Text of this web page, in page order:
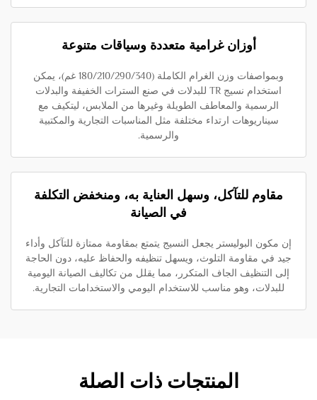
أوزان غرامية متعددة وسياقات متنوعة
وبمواصفات وزن الغرام الكاملة (180/210/290/340 غم)، يمكن
استخدام نسيج TR للبدلات في صنع السترات الخفيفة والبدلات
الرسمية والمعاطف الطويلة وغيرها من الملابس، ليتكيف مع
سيناريوهات ارتداء مختلفة مثل المناسبات التجارية والمكتبية
والرسمية.
مقاوم للتآكل، وسهل العناية به، ومنخفض التكلفة
في الصيانة
إن مكون البوليستر يجعل النسيج يتمتع بمقاومة ممتازة للتآكل وأداء
جيد في مقاومة التلوث، ويسهل تنظيفه والحفاظ عليه، دون الحاجة
إلى التنظيف الجاف المتكرر، مما يقلل من تكاليف الصيانة اليومية
للبدلات، وهو مناسب للاستخدام اليومي والاستخدامات التجارية.
المنتجات ذات الصلة